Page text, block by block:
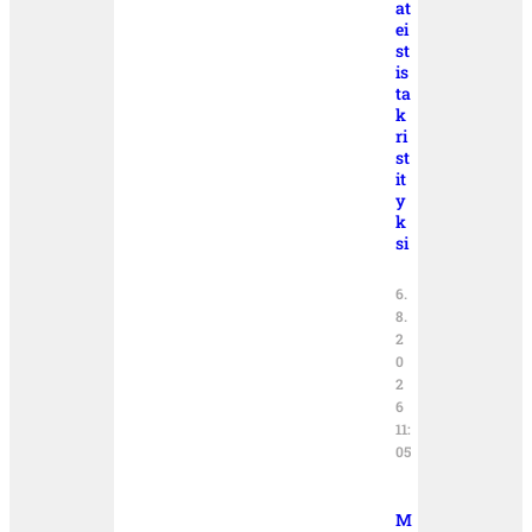
at
ei
st
is
ta
k
ri
st
it
y
k
si
6.
8.
2
0
2
6
11:
05
M